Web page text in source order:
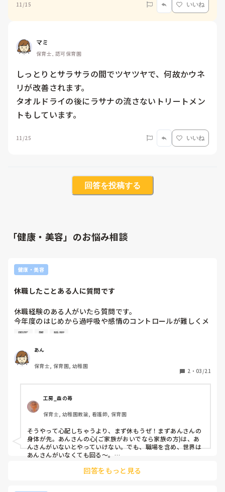
11/15 いいね
マミ
保育士, 認可保育園
しっとりとサラサラの間でツヤツヤで、何故かウネ
リが改善されます。
タオルドライの後にラサナの流さないトリートメン
トもしています。
11/25 いいね
回答を投稿する
「健康・美容」のお悩み相談
健康・美容
休職したことある人に質問です
休職経験のある人がいたら質問です。
今年度のはじめから過呼吸や感情のコントロールが難しくメ
ンタルクリニックに通いながら働いていました。今月に入っ
いました。内科で見てもらいましたがよくならずメンタルク
リニックにいったところ鬱病のてまえ今月いっぱいはお休み
するように言われました、
経験のあるかたいたら教えてください。
園医 鬱 睡眠
あん
保育士, 保育園, 幼稚園
2 ・ 03/21
工房_森の苺
保育士, 幼稚園教諭, 看護師, 保育園
そうやって心配しちゃうより、まず休もうぜ！まずあんさんの
身体が先。あんさんの心(ご家族がおいでなら家族の方)は、あ
んさんがいないとやっていけない。でも、職場を含め、世界は
あんさんがいなくても回る〜。
回答をもっと見る